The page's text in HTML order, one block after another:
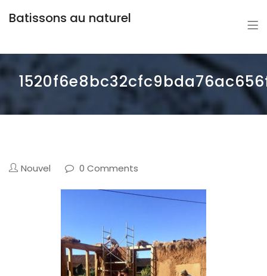
Batissons au naturel
Nouvel 0 Comments